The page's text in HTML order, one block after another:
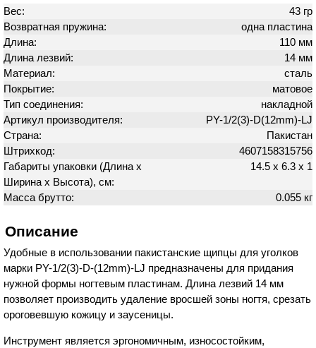
Вес:
43 гр
Возвратная пружина:
одна пластина
Длина:
110 мм
Длина лезвий:
14 мм
Материал:
сталь
Покрытие:
матовое
Тип соединения:
накладной
Артикул производителя:
PY-1/2(3)-D(12mm)-LJ
Страна:
Пакистан
Штрихкод:
4607158315756
Габариты упаковки (Длина х
Ширина х Высота), см:
14.5 х 6.3 х 1
Масса брутто: 0.055 кг
Описание
Удобные в использовании пакистанские щипцы для уголков
марки PY-1/2(3)-D-(12mm)-LJ предназначены для придания
нужной формы ногтевым пластинам. Длина лезвий 14 мм
позволяет производить удаление вросшей зоны ногтя, срезать
ороговевшую кожицу и заусеницы.
Инструмент является эргономичным, износостойким,